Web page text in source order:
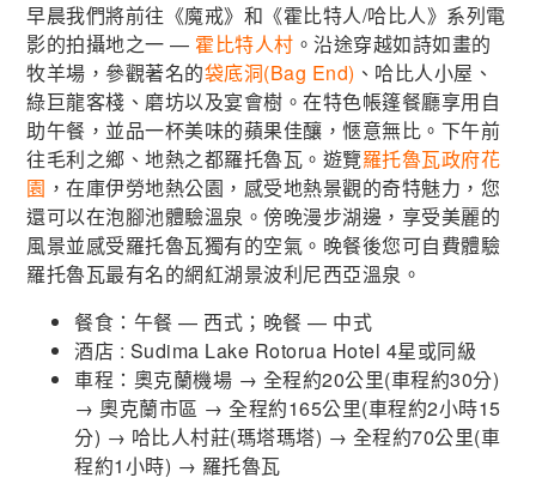
早晨我們將前往《魔戒》和《霍比特人/哈比人》系列電
影的拍攝地之一 — 霍比特人村 。沿途穿越如詩如畫的
牧羊場，參觀著名的袋底洞(Bag End) 、哈比人小屋、
綠巨龍客棧、磨坊以及宴會樹。在特色帳篷餐廳享用自
助午餐，並品一杯美味的蘋果佳釀，愜意無比。下午前
往毛利之鄉、地熱之都羅托魯瓦。遊覽羅托魯瓦政府花
園 ，在庫伊勞地熱公園，感受地熱景觀的奇特魅力，您
還可以在泡腳池體驗溫泉。傍晚漫步湖邊，享受美麗的
風景並感受羅托魯瓦獨有的空氣。晚餐後您可自費體驗
羅托魯瓦最有名的網紅湖景波利尼西亞溫泉。
餐食：午餐 — 西式；晚餐 — 中式
酒店 : Sudima Lake Rotorua Hotel 4星或同級
車程：奧克蘭機場 → 全程約20公里(車程約30分)
→ 奧克蘭市區 → 全程約165公里(車程約2小時15
分) → 哈比人村莊(瑪塔瑪塔) → 全程約70公里(車
程約1小時) → 羅托魯瓦